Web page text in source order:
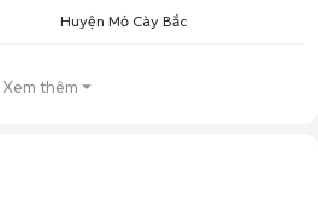
Huyện Mỏ Cày Bắc
Xem thêm